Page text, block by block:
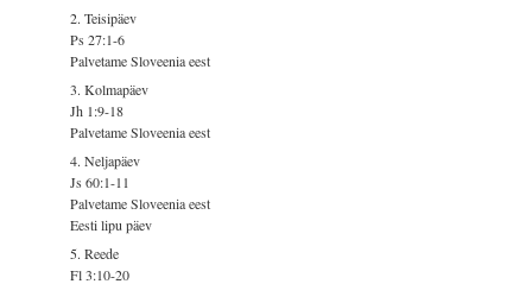
2. Teisipäev
Ps 27:1-6
Palvetame Sloveenia eest
3. Kolmapäev
Jh 1:9-18
Palvetame Sloveenia eest
4. Neljapäev
Js 60:1-11
Palvetame Sloveenia eest
Eesti lipu päev
5. Reede
Fl 3:10-20